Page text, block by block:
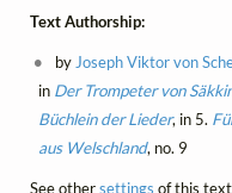
Text Authorship:
by Joseph Viktor von
in Der Trompeter von
Büchlein der Lieder, in 5.
aus Welschland, no. 9
See othersettings of this